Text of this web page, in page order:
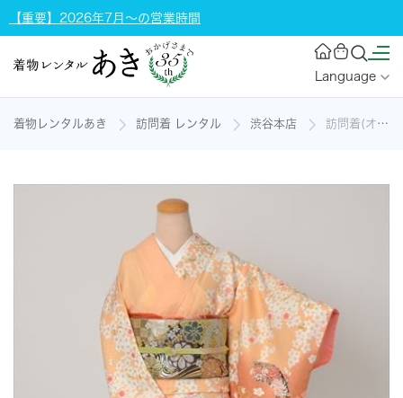
【重要】2026年7月～の営業時間
Language
着物レンタルあき 訪問着 レンタル 渋谷本店 訪問着(オレンジ・桜)の着物レンタル